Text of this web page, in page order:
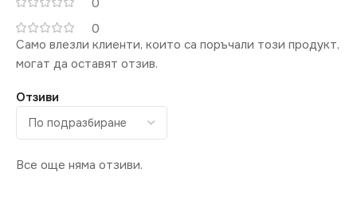
0
0
Отзиви
Все още няма отзиви.
Само влезли клиенти, които са поръчали този продукт,
могат да оставят отзив.